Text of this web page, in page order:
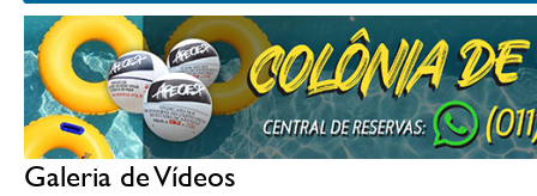
Galeria de Vídeos